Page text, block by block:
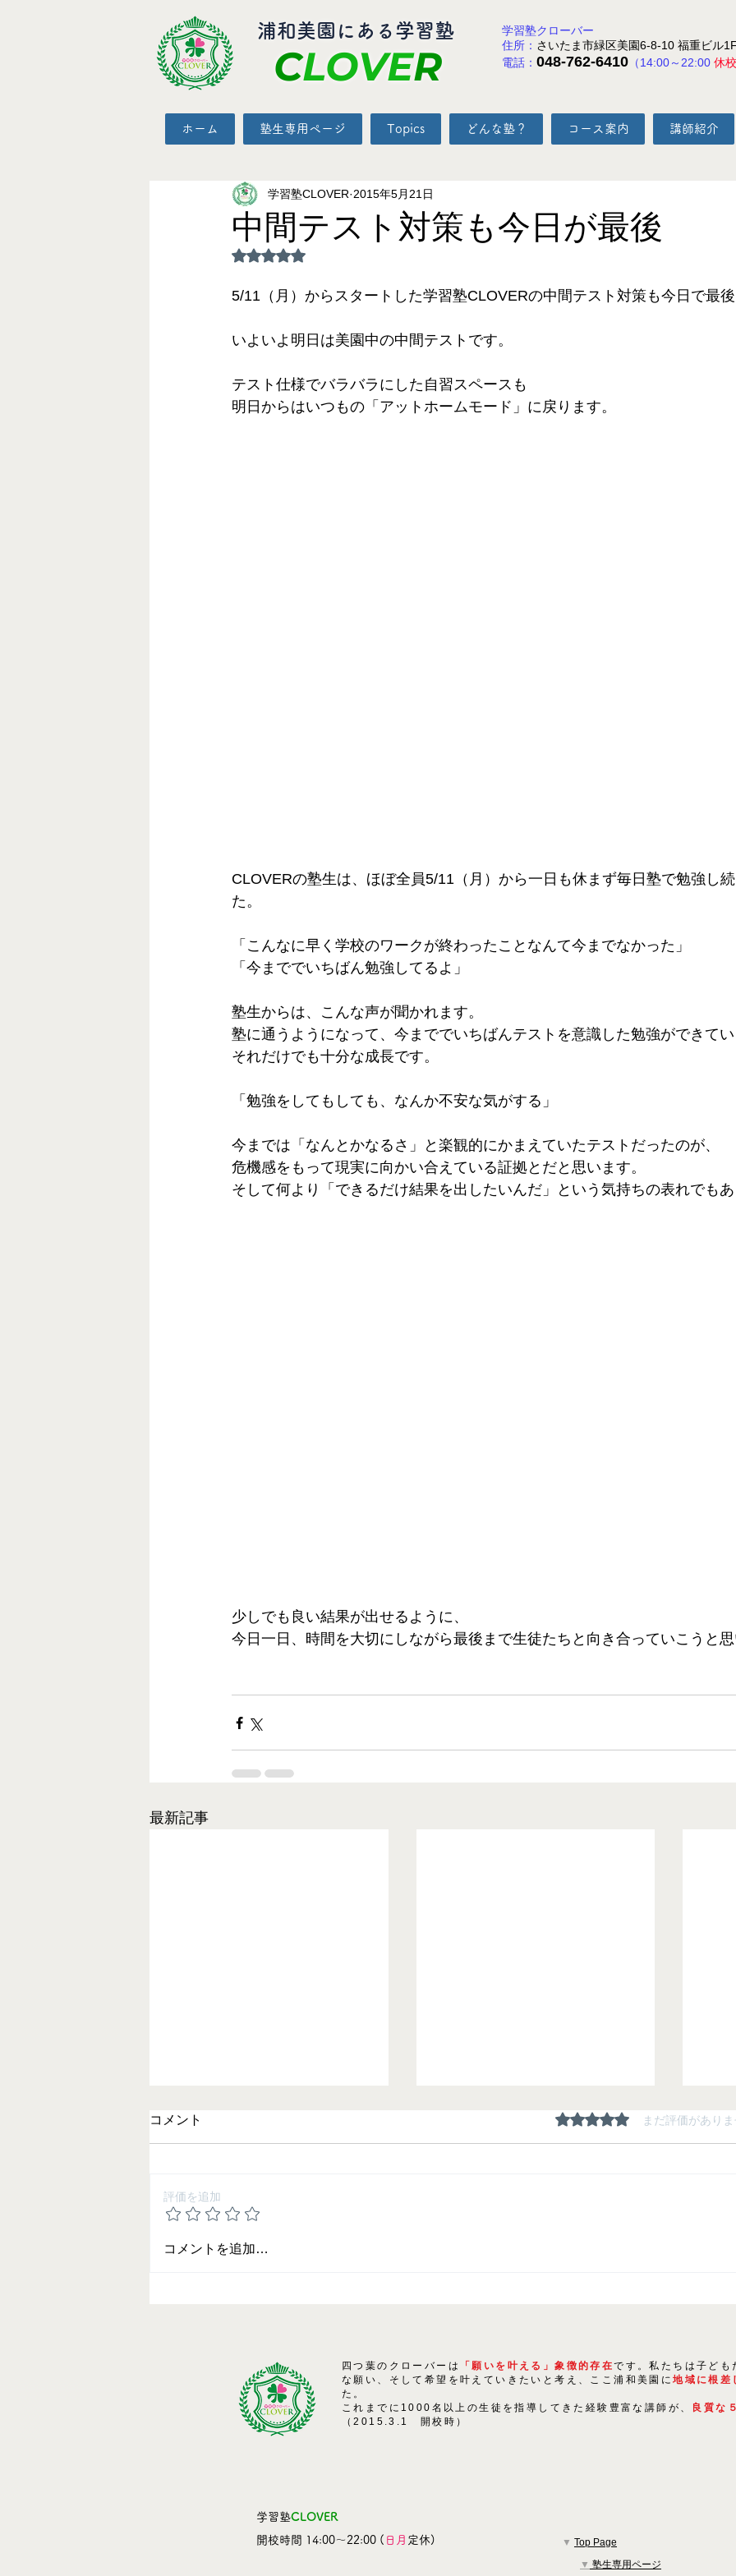
​浦和美園にある学習塾
CLOVER
学習塾クローバー
住所： さいたま市緑区美園6-8-10 福重ビル
電話： 048-762-6410 （14:00～22:00 休
ホーム 塾生専用ページ Topics どんな塾？ コース案内 講師紹介
中間テスト対策も今日が最後
学習塾CLOVER 2015年5月21日
5つ星のうちNaNと評価されています。
5/11（月）からスタートした学習塾CLOVERの中間テスト対策も今日で最
いよいよ明日は美園中の中間テストです。
テスト仕様でバラバラにした自習スペースも
明日からはいつもの「アットホームモード」に戻ります。
CLOVERの塾生は、ほぼ全員5/11（月）から一日も休まず毎日塾で勉強し
た。
「こんなに早く学校のワークが終わったことなんて今までなかった」
「今まででいちばん勉強してるよ」
塾生からは、こんな声が聞かれます。
塾に通うようになって、今まででいちばんテストを意識した勉強ができて
それだけでも十分な成長です。
「勉強をしてもしても、なんか不安な気がする」
今までは「なんとかなるさ」と楽観的にかまえていたテストだったのが、
危機感をもって現実に向かい合えている証拠とだと思います。
そして何より「できるだけ結果を出したいんだ」という気持ちの表れでも
少しでも良い結果が出せるように、
今日一日、時間を大切にしながら最後まで生徒たちと向き合っていこうと
最新記事
2025 夏期講習の御案内
コメント 5つ星のうち0と評価され
まだ評価があり
評価を追加
コメントを追加…
四つ葉のクローバーは 「願いを叶える」象徴的存在です。私たちは子ど
な願い、そして希望を叶えていきたいと考え、ここ浦和美園に地域に根差
た。
これまでに1000名以上の生徒を指導してきた経験豊富な講師が、
良質な
（2015.3.1 開校時）
学習塾CLOVER
​開校時間 14:00～22:00 ( 日月 定休) ▼ Top Page
▼ 塾生専用ページ